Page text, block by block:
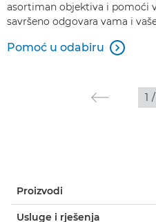
asortiman objektiva i pomoći
savršeno odgovara vama i
Pomoć u odabiru 
1 /
Proizvodi
Usluge i rješenja